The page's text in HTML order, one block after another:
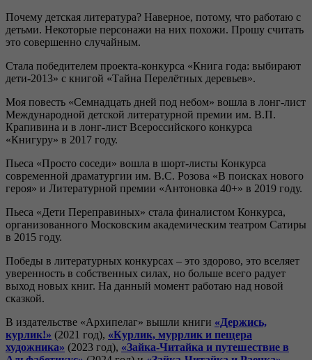
Почему детская литература? Наверное, потому, что работаю с
детьми. Некоторые персонажи на них похожи. Прошу считать
это совершенно случайным.
Стала победителем проекта-конкурса «Книга года: выбирают
дети-2013» с книгой «Тайна Перелётных деревьев».
Моя повесть «Семнадцать дней под небом» вошла в лонг-лист
Международной детской литературной премии им. В.П.
Крапивина и в лонг-лист Всероссийского конкурса
«Книгуру» в 2017 году.
Пьеса «Просто соседи» вошла в шорт-листы Конкурса
современной драматургии им. В.С. Розова «В поисках нового
героя» и Литературной премии «Антоновка 40+» в 2019 году.
Пьеса «Дети Переправиных» стала финалистом Конкурса,
организованного Московским академическим театром Сатиры
в 2015 году.
Победы в литературных конкурсах – это здорово, это вселяет
уверенность в собственных силах, но больше всего радует
выход новых книг. На данный момент работаю над новой
сказкой.
В издательстве «Архипелаг» вышли книги «Держись,
курлик!» (2021 год), «Курлик, муррлик и пещера
художника» (2023 год), «Зайка-Читайка и путешествие в